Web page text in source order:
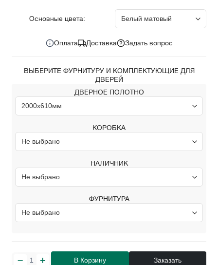
Основные цвета:
Оплата Доставка Задать вопрос
ВЫБЕРИТЕ ФУРНИТУРУ И КОМПЛЕКТУЮЩИЕ ДЛЯ
ДВЕРЕЙ
ДВЕРНОЕ ПОЛОТНО
КОРОБКА
НАЛИЧНИК
ФУРНИТУРА
В Корзину Заказать